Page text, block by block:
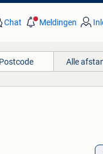
Chat Meldingen
Alle